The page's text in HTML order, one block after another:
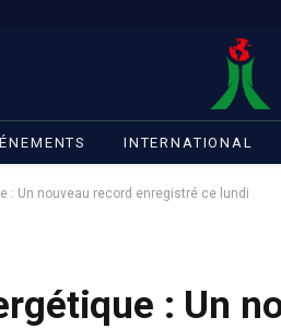
INTERNATIONAL
: Un nouveau record enregistré ce lundi
: Un